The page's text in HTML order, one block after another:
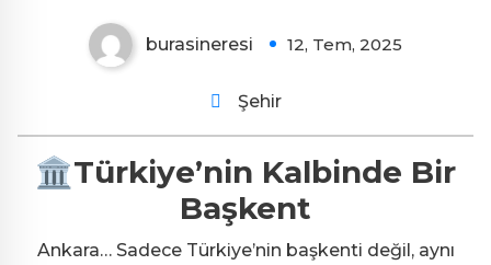
burasineresi 12, Tem, 2025
Şehir
🏛Türkiye’nin Kalbinde Bir
Başkent
Ankara… Sadece Türkiye’nin başkenti değil, aynı